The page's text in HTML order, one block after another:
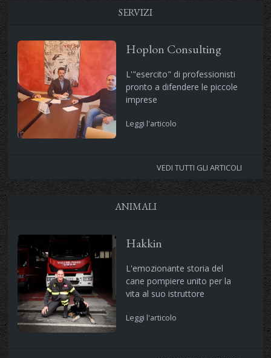
SERVIZI
Hoplon Consulting
L'"esercito" di professionisti
pronto a difendere le piccole
imprese
Leggi l'articolo
VEDI TUTTI GLI ARTICOLI
ANIMALI
Hakkin
L'emozionante storia del
cane pompiere unito per la
vita al suo istruttore
Leggi l'articolo